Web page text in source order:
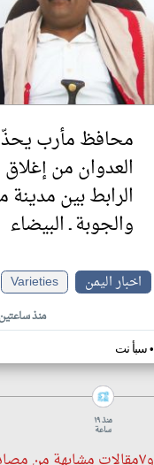
محافظ مأرب
العدوان من
الرابط بين مدينة
والجوبة ـ البيضاء
اخبار اليمن
Varieties
منذ ساعتين
سبأ نت•
منذ ١٩
ساعة